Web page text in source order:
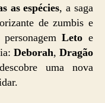
as espécies, a saga
de zumbis e
Leto e
Deborah, Dragão
uma nova